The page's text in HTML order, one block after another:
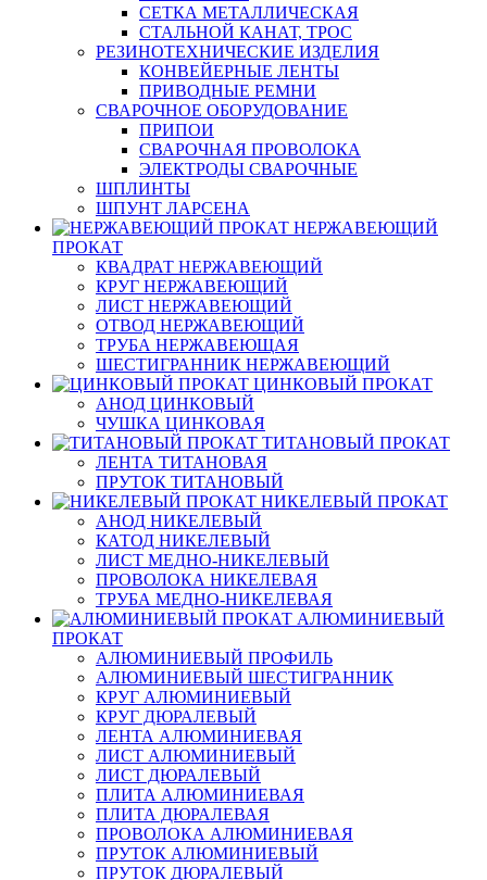
СЕТКА МЕТАЛЛИЧЕСКАЯ
СТАЛЬНОЙ КАНАТ, ТРОС
РЕЗИНОТЕХНИЧЕСКИЕ ИЗДЕЛИЯ
КОНВЕЙЕРНЫЕ ЛЕНТЫ
ПРИВОДНЫЕ РЕМНИ
СВАРОЧНОЕ ОБОРУДОВАНИЕ
ПРИПОИ
СВАРОЧНАЯ ПРОВОЛОКА
ЭЛЕКТРОДЫ СВАРОЧНЫЕ
ШПЛИНТЫ
ШПУНТ ЛАРСЕНА
НЕРЖАВЕЮЩИЙ
ПРОКАТ
КВАДРАТ НЕРЖАВЕЮЩИЙ
КРУГ НЕРЖАВЕЮЩИЙ
ЛИСТ НЕРЖАВЕЮЩИЙ
ОТВОД НЕРЖАВЕЮЩИЙ
ТРУБА НЕРЖАВЕЮЩАЯ
ШЕСТИГРАННИК НЕРЖАВЕЮЩИЙ
ЦИНКОВЫЙ ПРОКАТ
АНОД ЦИНКОВЫЙ
ЧУШКА ЦИНКОВАЯ
ТИТАНОВЫЙ ПРОКАТ
ЛЕНТА ТИТАНОВАЯ
ПРУТОК ТИТАНОВЫЙ
НИКЕЛЕВЫЙ ПРОКАТ
АНОД НИКЕЛЕВЫЙ
КАТОД НИКЕЛЕВЫЙ
ЛИСТ МЕДНО-НИКЕЛЕВЫЙ
ПРОВОЛОКА НИКЕЛЕВАЯ
ТРУБА МЕДНО-НИКЕЛЕВАЯ
АЛЮМИНИЕВЫЙ
ПРОКАТ
АЛЮМИНИЕВЫЙ ПРОФИЛЬ
АЛЮМИНИЕВЫЙ ШЕСТИГРАННИК
КРУГ АЛЮМИНИЕВЫЙ
КРУГ ДЮРАЛЕВЫЙ
ЛЕНТА АЛЮМИНИЕВАЯ
ЛИСТ АЛЮМИНИЕВЫЙ
ЛИСТ ДЮРАЛЕВЫЙ
ПЛИТА АЛЮМИНИЕВАЯ
ПЛИТА ДЮРАЛЕВАЯ
ПРОВОЛОКА АЛЮМИНИЕВАЯ
ПРУТОК АЛЮМИНИЕВЫЙ
ПРУТОК ДЮРАЛЕВЫЙ